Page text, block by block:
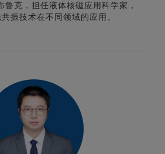
克，担任液体核磁应用科学家，
振技术在不同领域的应用。